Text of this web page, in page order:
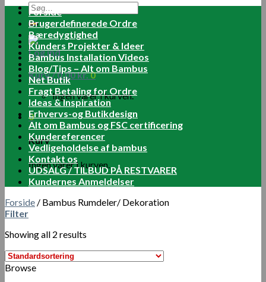
Søg
efter:
Log ind
Kurv /0.00kr.0
Ingen varer i kurven.
0
Kurv
Ingen varer i kurven.
Forside
Brugerdefinerede Ordre
Bæredygtighed
Kunders Projekter & Ideer
Bambus Installation Videos
Blog/Tips – Alt om Bambus
Net Butik
Fragt Betaling for Ordre
Ideas & Inspiration
Erhvervs-og Butikdesign
Alt om Bambus og FSC certificering
Kundereferencer
Vedligeholdelse af bambus
Kontakt os
UDSALG / TILBUD PÅ RESTVARER
Kundernes Anmeldelser
Forside / Bambus Rumdeler/ Dekoration
Filter
Showing all 2 results
Browse